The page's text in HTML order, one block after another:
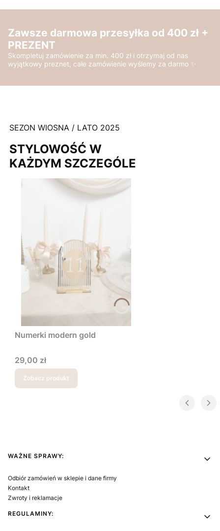
Zawsze darmowa przesyłka od 400 zł +
PREZENT
Skompletuj zamówienie za min. 400 zł i otrzymaj od nas
wyjątkowy preznet, całe zamówienie wyślemy za darmo ✨
SEZON WIOSNA / LATO 2025
STYLOWOŚĆ W
KAŻDYM SZCZEGÓLE
Numerki modern gold
Cena
29,00 zł
Zobacz produkt
Linki w stopce
WAŻNE SPRAWY:
Odbiór zamówień w sklepie i dane firmy
Kontakt
Zwroty i reklamacje
REGULAMINY: